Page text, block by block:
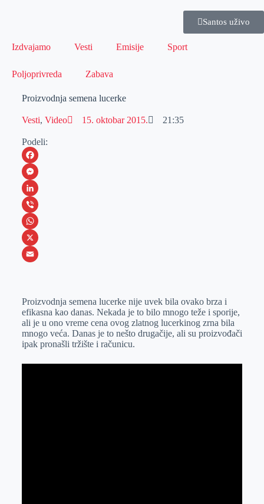
Santos uživo
Izdvajamo Vesti Emisije Sport
Poljoprivreda Zabava
Proizvodnja semena lucerke
Vesti, Video 15. oktobar 2015. 21:35
Podeli:
F
a
c
e
b
o
M
e
s
s
e
e
r
L
i
n
k
I
n
V
i
b
W
h
s
A
p
X
a
i
l
Proizvodnja semena lucerke nije uvek bila ovako brza i
efikasna kao danas. Nekada je to bilo mnogo teže i sporije,
ali je u ono vreme cena ovog zlatnog lucerkinog zrna bila
mnogo veća. Danas je to nešto drugačije, ali su proizvođači
ipak pronašli tržište i računicu.